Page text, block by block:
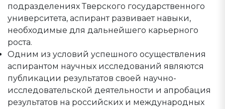
подразделениях Тверского государственного
университета, аспирант развивает навыки,
необходимые для дальнейшего карьерного
роста.
Одним из условий успешного осуществления
аспирантом научных исследований являются
публикации результатов своей научно-
исследовательской деятельности и апробация
результатов на российских и международных